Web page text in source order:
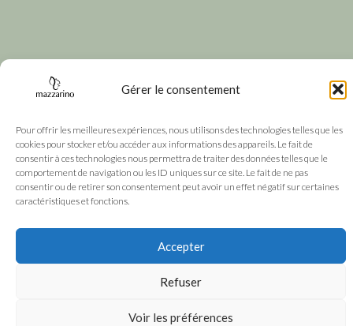
Gérer le consentement
Pour offrir les meilleures expériences, nous utilisons des technologies telles que les
cookies pour stocker et/ou accéder aux informations des appareils. Le fait de
consentir à ces technologies nous permettra de traiter des données telles que le
comportement de navigation ou les ID uniques sur ce site. Le fait de ne pas
consentir ou de retirer son consentement peut avoir un effet négatif sur certaines
caractéristiques et fonctions.
Accepter
Refuser
Voir les préférences